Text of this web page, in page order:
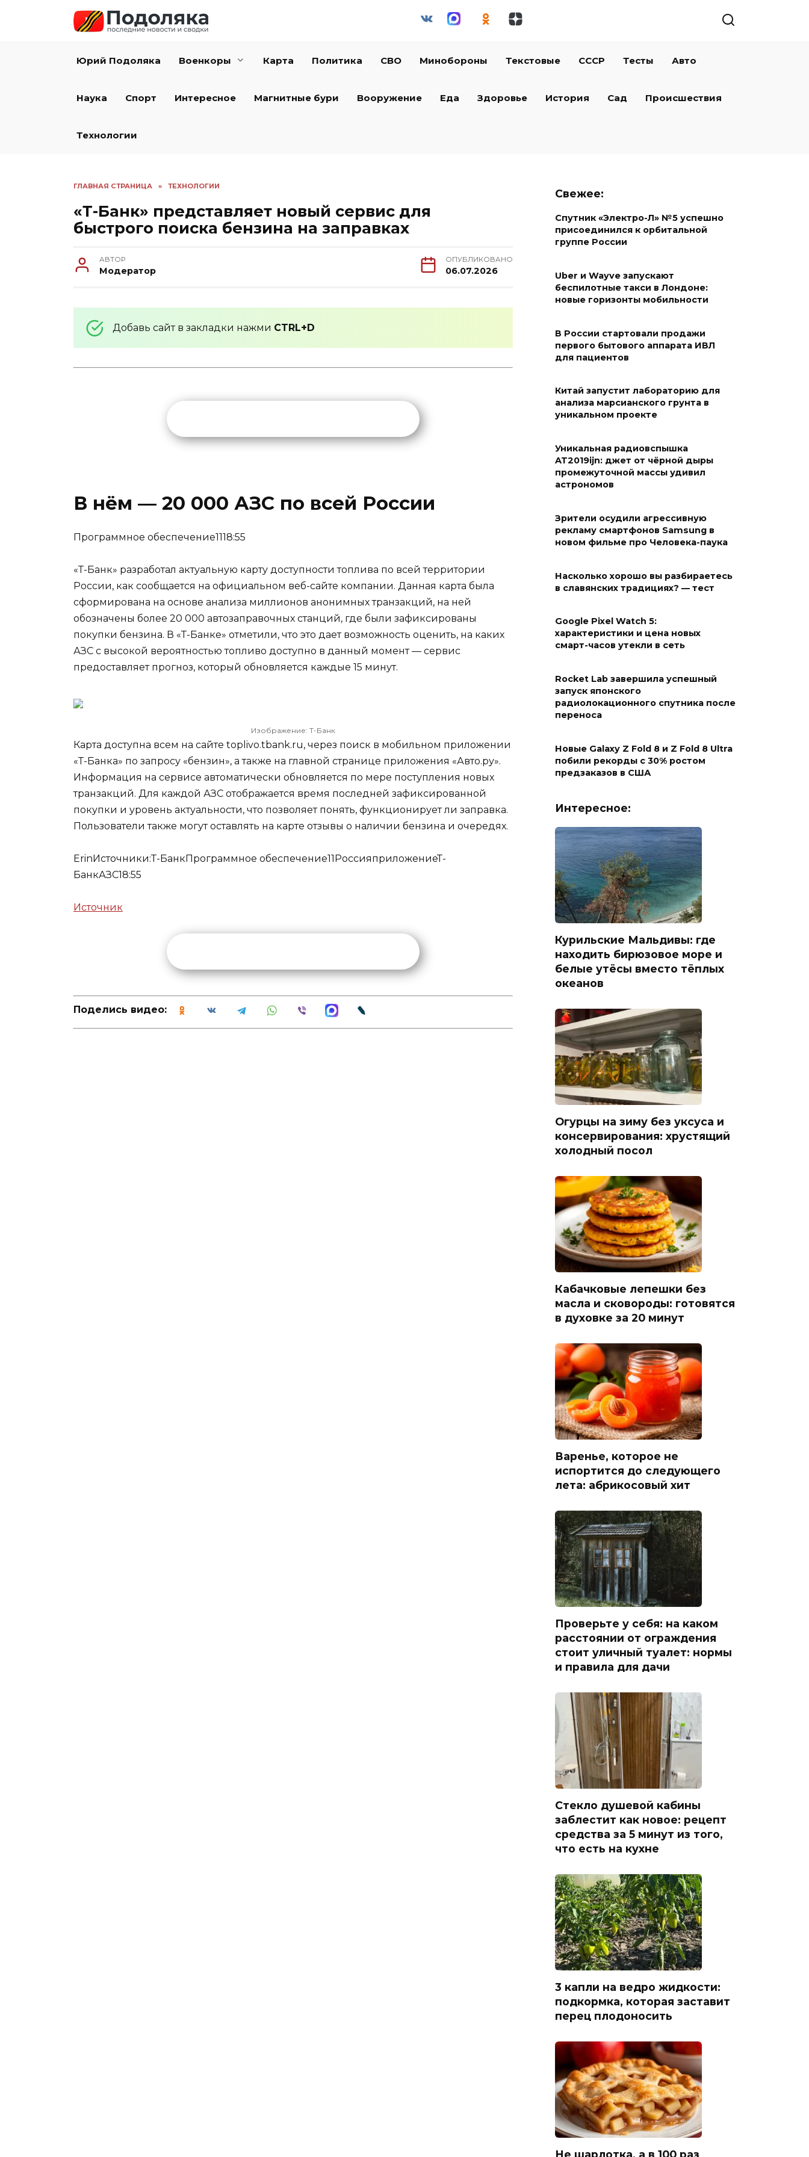
Юрий Подоляка Военкоры Карта Политика СВО Минобороны Текстовые СССР Тесты Авто
Наука Спорт Интересное Магнитные бури Вооружение Еда Здоровье История Сад Происшествия
Технологии
ГЛАВНАЯ СТРАНИЦА » ТЕХНОЛОГИИ
«Т-Банк» представляет новый сервис для
быстрого поиска бензина на заправках
АВТОР
Модератор
ОПУБЛИКОВАНО
06.07.2026
Добавь сайт в закладки нажми CTRL+D
В нём — 20 000 АЗС по всей России
Программное обеспечение1118:55
«Т-Банк» разработал актуальную карту доступности топлива по всей территории
России, как сообщается на официальном веб-сайте компании. Данная карта была
сформирована на основе анализа миллионов анонимных транзакций, на ней
обозначены более 20 000 автозаправочных станций, где были зафиксированы
покупки бензина. В «Т-Банке» отметили, что это дает возможность оценить, на каких
АЗС с высокой вероятностью топливо доступно в данный момент — сервис
предоставляет прогноз, который обновляется каждые 15 минут.
Изображение: Т-Банк
Карта доступна всем на сайте toplivo.tbank.ru, через поиск в мобильном приложении
«Т-Банка» по запросу «бензин», а также на главной странице приложения «Авто.ру».
Информация на сервисе автоматически обновляется по мере поступления новых
транзакций. Для каждой АЗС отображается время последней зафиксированной
покупки и уровень актуальности, что позволяет понять, функционирует ли заправка.
Пользователи также могут оставлять на карте отзывы о наличии бензина и очередях.
ErinИсточники:Т-БанкПрограммное обеспечение11РоссияприложениеТ-
БанкАЗС18:55
Источник
Поделись видео:
Свежее:
Спутник «Электро-Л» №5 успешно
присоединился к орбитальной
группе России
Uber и Wayve запускают
беспилотные такси в Лондоне:
новые горизонты мобильности
В России стартовали продажи
первого бытового аппарата ИВЛ
для пациентов
Китай запустит лабораторию для
анализа марсианского грунта в
уникальном проекте
Уникальная радиовспышка
AT2019ijn: джет от чёрной дыры
промежуточной массы удивил
астрономов
Зрители осудили агрессивную
рекламу смартфонов Samsung в
новом фильме про Человека-паука
Насколько хорошо вы разбираетесь
в славянских традициях? — тест
Google Pixel Watch 5:
характеристики и цена новых
смарт-часов утекли в сеть
Rocket Lab завершила успешный
запуск японского
радиолокационного спутника после
переноса
Новые Galaxy Z Fold 8 и Z Fold 8 Ultra
побили рекорды с 30% ростом
предзаказов в США
Интересное:
Курильские Мальдивы: где
находить бирюзовое море и
белые утёсы вместо тёплых
океанов
Огурцы на зиму без уксуса и
консервирования: хрустящий
холодный посол
Кабачковые лепешки без
масла и сковороды: готовятся
в духовке за 20 минут
Варенье, которое не
испортится до следующего
лета: абрикосовый хит
Проверьте у себя: на каком
расстоянии от ограждения
стоит уличный туалет: нормы
и правила для дачи
Стекло душевой кабины
заблестит как новое: рецепт
средства за 5 минут из того,
что есть на кухне
3 капли на ведро жидкости:
подкормка, которая заставит
перец плодоносить
Не шарлотка, а в 100 раз